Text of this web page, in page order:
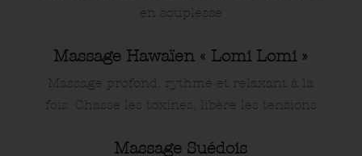
en souplesse
Massage Hawaïen « Lomi Lomi »
Massage profond, rythmé et relaxant à la
fois. Chasse les toxines, libère les tensions
Massage Suédois